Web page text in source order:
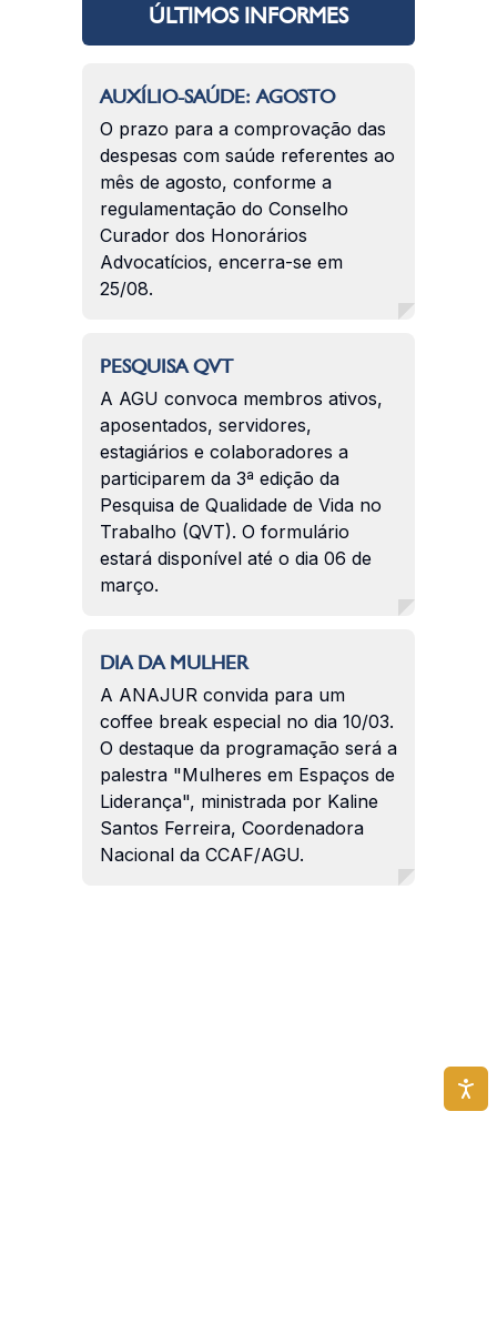
ÚLTIMOS INFORMES
AUXÍLIO-SAÚDE: AGOSTO
O prazo para a comprovação das
despesas com saúde referentes ao
mês de agosto, conforme a
regulamentação do Conselho
Curador dos Honorários
Advocatícios, encerra-se em
25/08.
PESQUISA QVT
A AGU convoca membros ativos,
aposentados, servidores,
estagiários e colaboradores a
participarem da 3ª edição da
Pesquisa de Qualidade de Vida no
Trabalho (QVT). O formulário
estará disponível até o dia 06 de
março.
DIA DA MULHER
A ANAJUR convida para um
coffee break especial no dia 10/03.
O destaque da programação será a
palestra "Mulheres em Espaços de
Liderança", ministrada por Kaline
Santos Ferreira, Coordenadora
Nacional da CCAF/AGU.